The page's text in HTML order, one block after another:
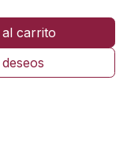
carrito